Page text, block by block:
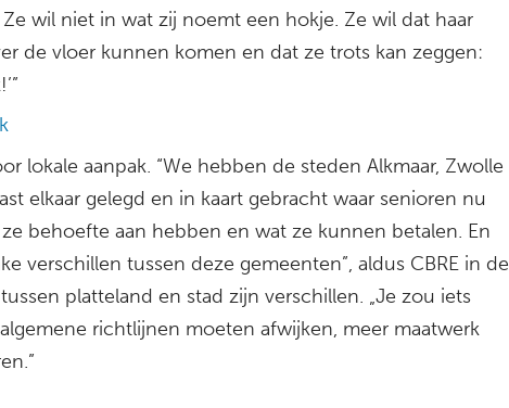
Ze wil niet in wat zij noemt een hokje. Ze wil dat haar
de vloer kunnen komen en dat ze trots kan zeggen:
lokale aanpak. “We hebben de steden Alkmaar, Zwolle
elkaar gelegd en in kaart gebracht waar senioren nu
behoefte aan hebben en wat ze kunnen betalen. En
verschillen tussen deze gemeenten”, aldus CBRE in de
platteland en stad zijn verschillen. „Je zou iets
richtlijnen moeten afwijken, meer maatwerk